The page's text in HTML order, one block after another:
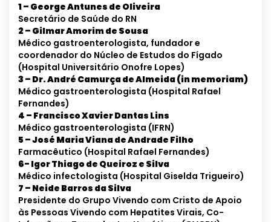
1 – George Antunes de Oliveira
Secretário de Saúde do RN
2 – Gilmar Amorim de Sousa
Médico gastroenterologista, fundador e
coordenador do Núcleo de Estudos do Fígado
(Hospital Universitário Onofre Lopes)
3 – Dr. André Camurça de Almeida (in memoriam)
Médico gastroenterologista (Hospital Rafael
Fernandes)
4 – Francisco Xavier Dantas Lins
Médico gastroenterologista (IFRN)
5 – José Maria Viana de Andrade Filho
Farmacêutico (Hospital Rafael Fernandes)
6- Igor Thiago de Queiroz e Silva
Médico infectologista (Hospital Giselda Trigueiro)
7 – Neide Barros da Silva
Presidente do Grupo Vivendo com Cristo de Apoio
às Pessoas Vivendo com Hepatites Virais, Co-